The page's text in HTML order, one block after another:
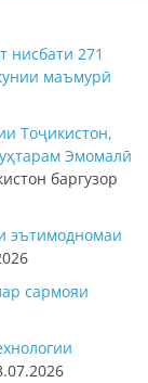
271
маъмурӣ
Тоҷикистон,
Эмомалӣ
баргузор
эътимодномаи
сармояи